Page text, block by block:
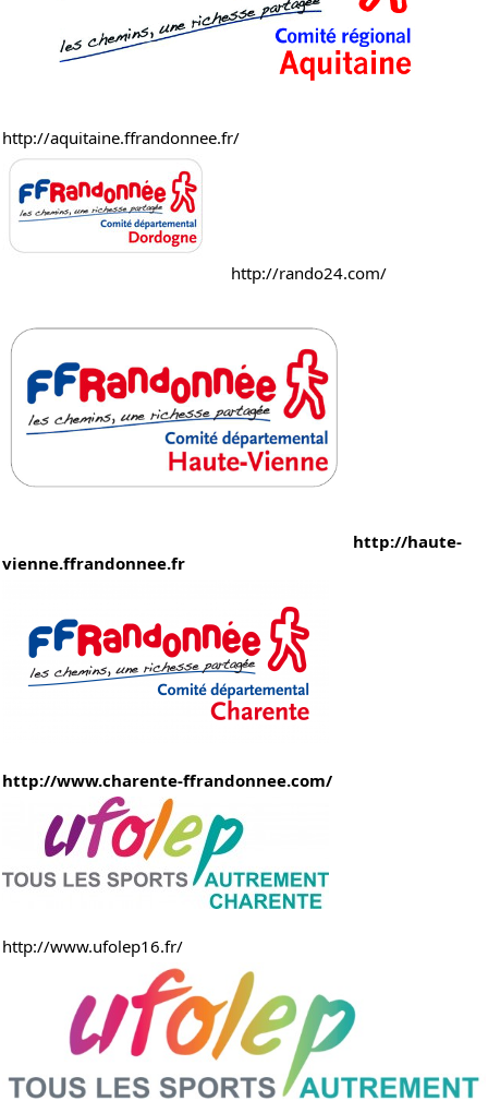
http://aquitaine.ffrandonnee.fr/
http://rando24.com/
http://haute-
vienne.ffrandonnee.fr
http://www.charente-ffrandonnee.com/
http://www.ufolep16.fr/